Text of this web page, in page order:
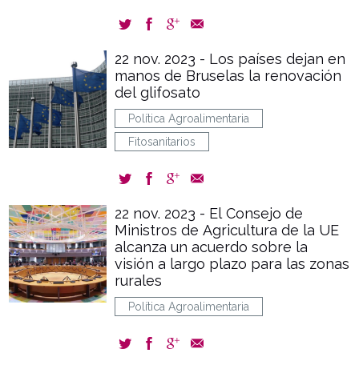
22 nov. 2023 - Los países dejan en
manos de Bruselas la renovación
del glifosato
Política Agroalimentaria
Fitosanitarios
22 nov. 2023 - El Consejo de
Ministros de Agricultura de la UE
alcanza un acuerdo sobre la
visión a largo plazo para las zonas
rurales
Política Agroalimentaria